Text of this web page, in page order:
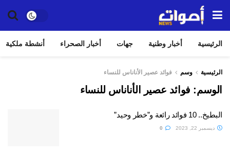
الرئيسية أخبار وطنية جهات أخبار الصحراء أنشطة ملكية
الرئيسية وسم فوائد عصير الأناناس للنساء
الوسم: فوائد عصير الأناناس للنساء
البطيخ.. 10 فوائد رائعة و”خطر وحيد”
ديسمبر 22, 2023